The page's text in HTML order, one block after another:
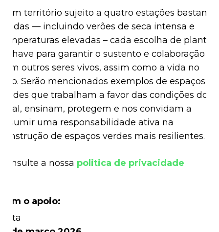
território sujeito a quatro estações bastante
— incluindo verões de seca intensa e
elevadas – cada escolha de planta
chave para garantir o sustento e colaboração
outros seres vivos, assim como a vida no
Serão mencionados exemplos de espaços
que trabalham a favor das condições do
ensinam, protegem e nos convidam a
uma responsabilidade ativa na
de espaços verdes mais resilientes.
a nossa politica de privacidade
o apoio: